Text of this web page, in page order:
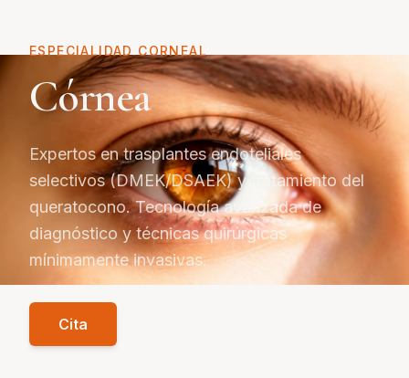
ESPECIALIDAD CORNEAL
Córnea
Expertos en trasplantes endoteliales
selectivos (DMEK/DSAEK) y tratamiento del
queratocono. Tecnología avanzada de
diagnóstico y técnicas quirúrgicas
mínimamente invasivas.
Cita